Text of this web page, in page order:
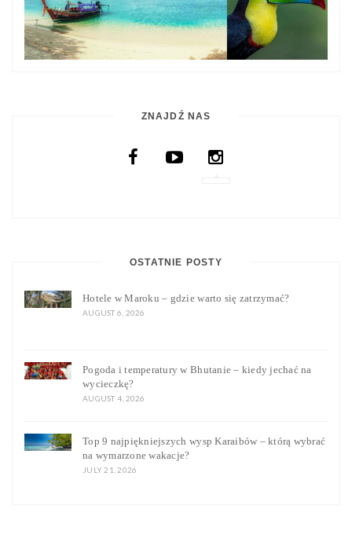
ZNAJDŹ NAS
OSTATNIE POSTY
Hotele w Maroku – gdzie warto się zatrzymać?
AUGUST 6, 2026
Pogoda i temperatury w Bhutanie – kiedy jechać na
wycieczkę?
AUGUST 4, 2026
Top 9 najpiękniejszych wysp Karaibów – którą wybrać
na wymarzone wakacje?
JULY 21, 2026